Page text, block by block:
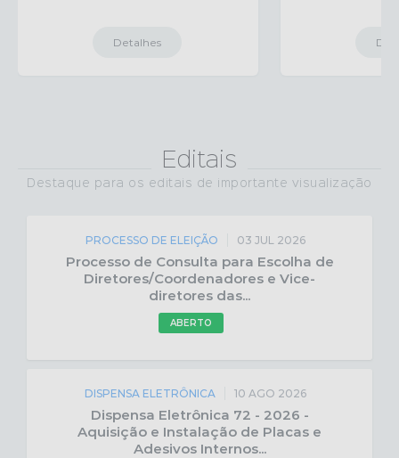
Detalhes
Editais
Destaque para os editais de importante visualização
PROCESSO DE ELEIÇÃO 03 JUL 2026
Processo de Consulta para Escolha de
Diretores/Coordenadores e Vice-
diretores das...
ABERTO
DISPENSA ELETRÔNICA 10 AGO 2026
Dispensa Eletrônica 72 - 2026 -
Aquisição e Instalação de Placas e
Adesivos Internos...